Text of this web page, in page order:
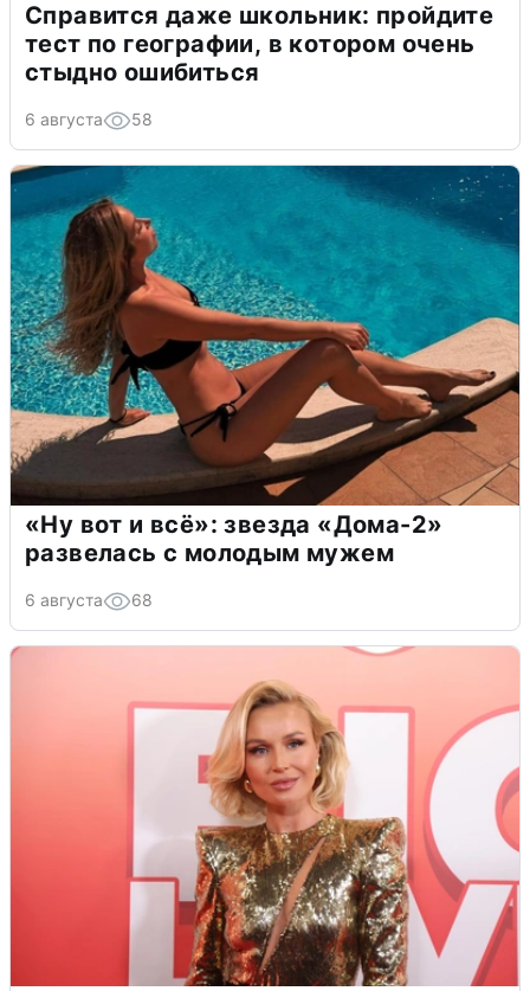
Справится даже школьник: пройдите
тест по географии, в котором очень
стыдно ошибиться
6 августа 58
«Ну вот и всё»: звезда «Дома-2»
развелась с молодым мужем
6 августа 68